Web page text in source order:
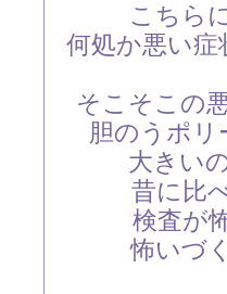
こちら
何処か悪い
そこそこの
胆のうポ
大きい
昔に比
検査が
怖いづ